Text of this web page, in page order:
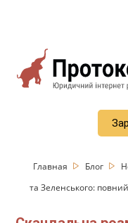
Главная Блог
та Зеленського: